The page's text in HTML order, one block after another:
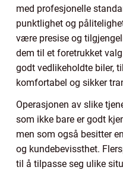
med profesjonelle
punktlighet og
være presise og
dem til et foretrukket
godt vedlikeholdte biler,
komfortabel og sikker
Operasjonen av slike
som ikke bare er godt
men som også besitter
og kundebevissthet.
til å tilpasse seg ulike